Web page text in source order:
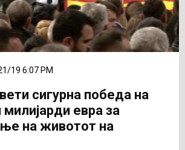
19 6:07 PM
сигурна победа на
милијарди евра за
на животот на